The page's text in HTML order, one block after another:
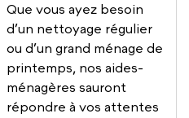
Que vous ayez besoin
d’un nettoyage régulier
ou d’un grand ménage de
printemps, nos aides-
ménagères sauront
répondre à vos attentes